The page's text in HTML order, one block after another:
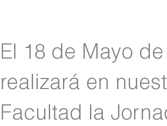
El 18 de Mayo
realizará en
Facultad la